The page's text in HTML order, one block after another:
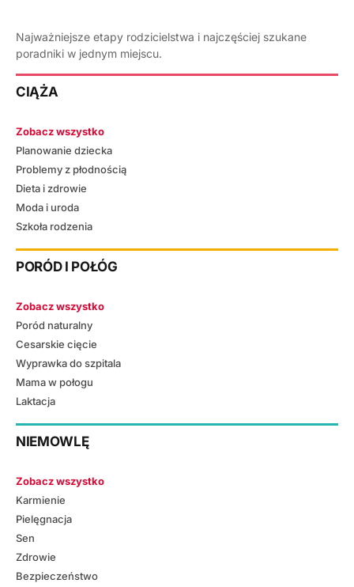
Najważniejsze etapy rodzicielstwa i najczęściej szukane
poradniki w jednym miejscu.
CIĄŻA
Zobacz wszystko
Planowanie dziecka
Problemy z płodnością
Dieta i zdrowie
Moda i uroda
Szkoła rodzenia
PORÓD I POŁÓG
Zobacz wszystko
Poród naturalny
Cesarskie cięcie
Wyprawka do szpitala
Mama w połogu
Laktacja
NIEMOWLĘ
Zobacz wszystko
Karmienie
Pielęgnacja
Sen
Zdrowie
Bezpieczeństwo